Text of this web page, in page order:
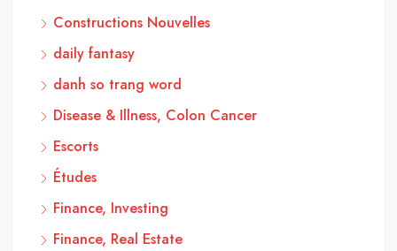
Constructions Nouvelles
daily fantasy
danh so trang word
Disease & Illness, Colon Cancer
Escorts
Études
Finance, Investing
Finance, Real Estate